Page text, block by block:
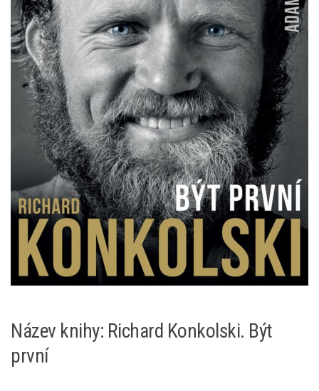
Název knihy: Richard Konkolski. Být
první